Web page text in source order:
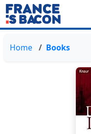
Home Books